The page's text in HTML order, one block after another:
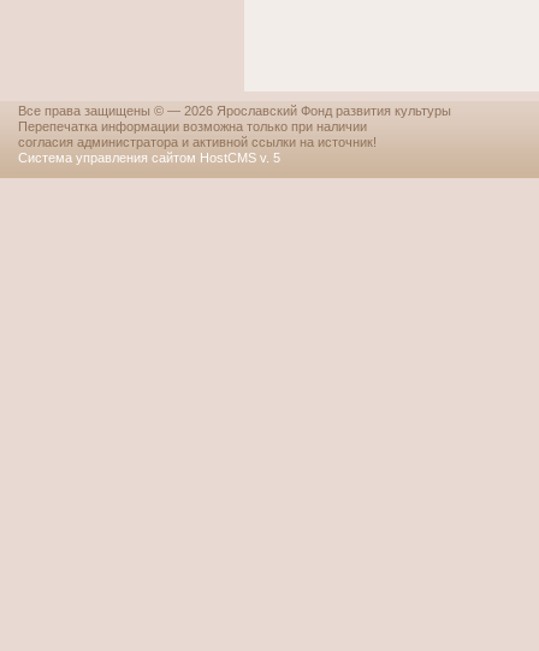
Все права защищены © — 2026 Ярославский Фонд развития культуры
Перепечатка информации возможна только при наличии
согласия администратора и активной ссылки на источник!
Система управления сайтом HostCMS v. 5